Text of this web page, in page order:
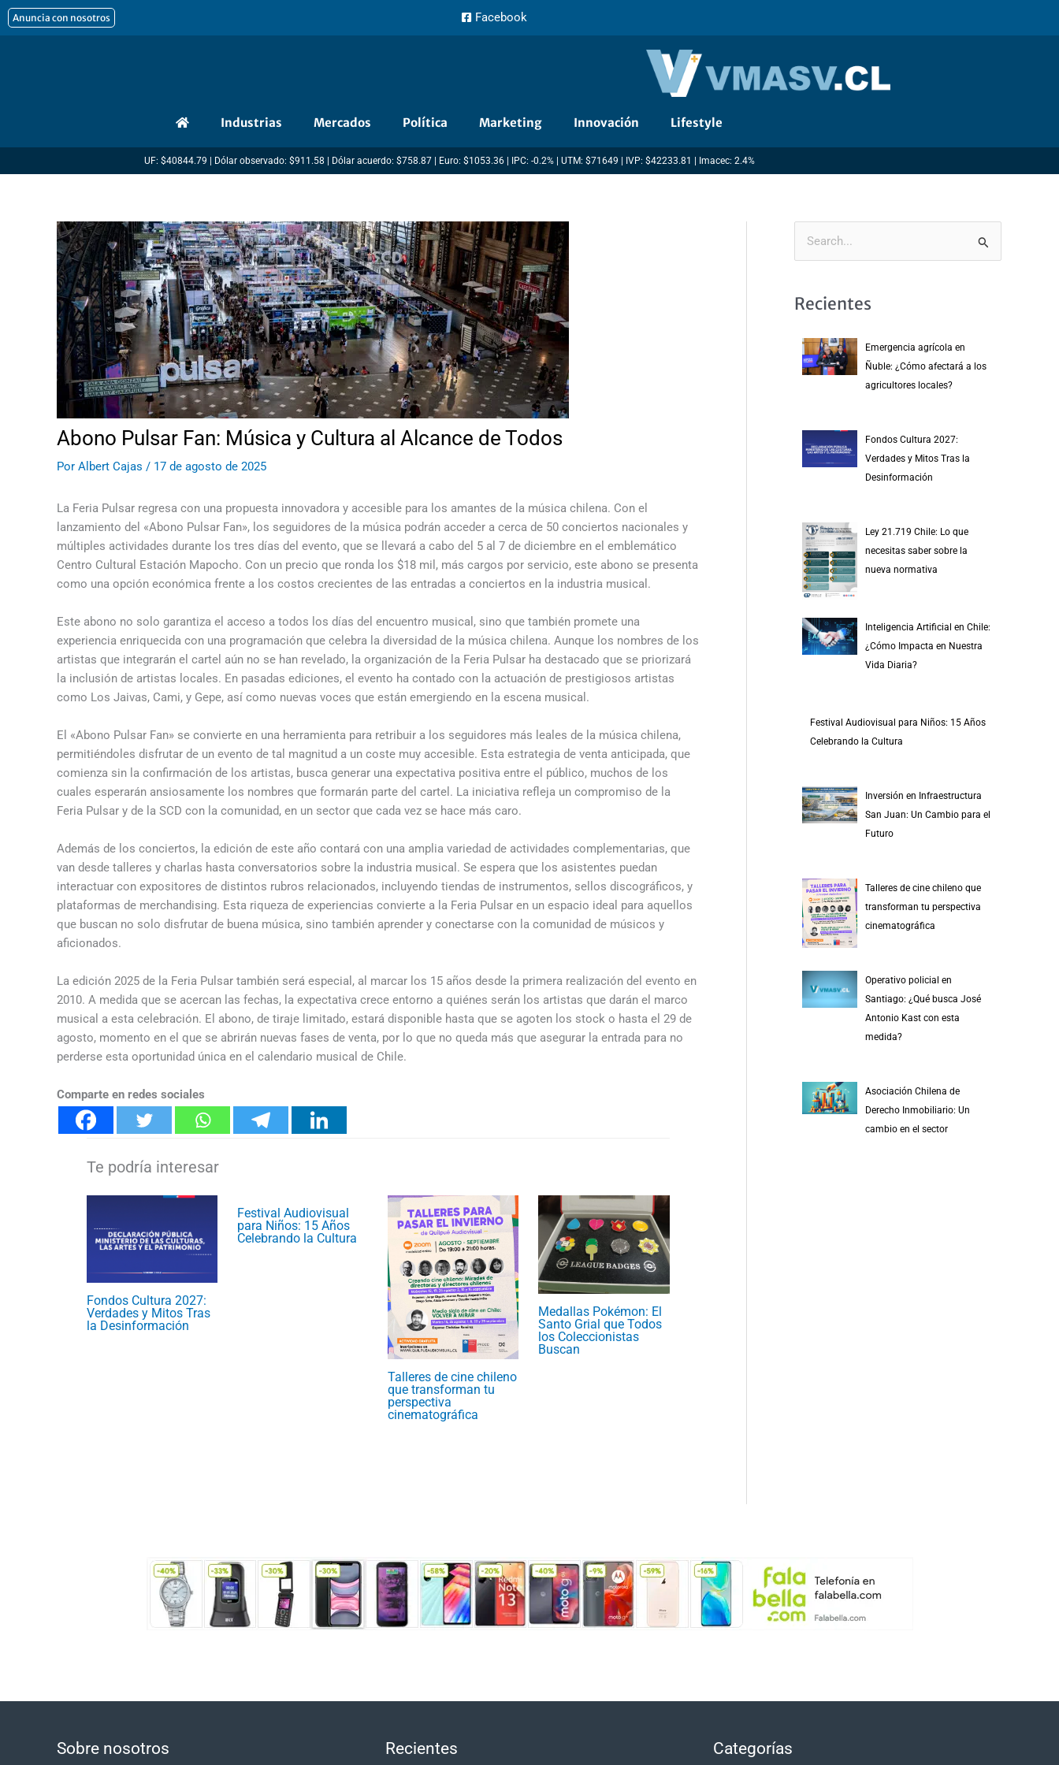
al
Anuncia con nosotros Facebook
Industrias Mercados Política Marketing Innovación Lifestyle
UF: $40844.79 | Dólar observado: $911.58 | Dólar acuerdo: $758.87 | Euro: $1053.36 | IPC: -0.2% | UTM: $71649 | IVP: $42233.81 | Imacec: 2.4%
Abono Pulsar Fan: Música y Cultura al Alcance de Todos
Por Albert Cajas / 17 de agosto de 2025
La Feria Pulsar regresa con una propuesta innovadora y accesible para los amantes de la música chilena. Con el
lanzamiento del «Abono Pulsar Fan», los seguidores de la música podrán acceder a cerca de 50 conciertos nacionales y
múltiples actividades durante los tres días del evento, que se llevará a cabo del 5 al 7 de diciembre en el emblemático
Centro Cultural Estación Mapocho. Con un precio que ronda los $18 mil, más cargos por servicio, este abono se presenta
como una opción económica frente a los costos crecientes de las entradas a conciertos en la industria musical.
Este abono no solo garantiza el acceso a todos los días del encuentro musical, sino que también promete una
experiencia enriquecida con una programación que celebra la diversidad de la música chilena. Aunque los nombres de los
artistas que integrarán el cartel aún no se han revelado, la organización de la Feria Pulsar ha destacado que se priorizará
la inclusión de artistas locales. En pasadas ediciones, el evento ha contado con la actuación de prestigiosos artistas
como Los Jaivas, Cami, y Gepe, así como nuevas voces que están emergiendo en la escena musical.
El «Abono Pulsar Fan» se convierte en una herramienta para retribuir a los seguidores más leales de la música chilena,
permitiéndoles disfrutar de un evento de tal magnitud a un coste muy accesible. Esta estrategia de venta anticipada, que
comienza sin la confirmación de los artistas, busca generar una expectativa positiva entre el público, muchos de los
cuales esperarán ansiosamente los nombres que formarán parte del cartel. La iniciativa refleja un compromiso de la
Feria Pulsar y de la SCD con la comunidad, en un sector que cada vez se hace más caro.
Además de los conciertos, la edición de este año contará con una amplia variedad de actividades complementarias, que
van desde talleres y charlas hasta conversatorios sobre la industria musical. Se espera que los asistentes puedan
interactuar con expositores de distintos rubros relacionados, incluyendo tiendas de instrumentos, sellos discográficos, y
plataformas de merchandising. Esta riqueza de experiencias convierte a la Feria Pulsar en un espacio ideal para aquellos
que buscan no solo disfrutar de buena música, sino también aprender y conectarse con la comunidad de músicos y
aficionados.
La edición 2025 de la Feria Pulsar también será especial, al marcar los 15 años desde la primera realización del evento en
2010. A medida que se acercan las fechas, la expectativa crece entorno a quiénes serán los artistas que darán el marco
musical a esta celebración. El abono, de tiraje limitado, estará disponible hasta que se agoten los stock o hasta el 29 de
agosto, momento en el que se abrirán nuevas fases de venta, por lo que no queda más que asegurar la entrada para no
perderse esta oportunidad única en el calendario musical de Chile.
Comparte en redes sociales
Fondos Cultura 2027:
Verdades y Mitos Tras
la Desinformación
Festival Audiovisual
para Niños: 15 Años
Celebrando la Cultura
Talleres de cine chileno
que transforman tu
perspectiva
cinematográfica
Medallas Pokémon: El
Santo Grial que Todos
los Coleccionistas
Buscan
Recientes
Emergencia agrícola en
Ñuble: ¿Cómo afectará a los
agricultores locales?
Fondos Cultura 2027:
Verdades y Mitos Tras la
Desinformación
Ley 21.719 Chile: Lo que
necesitas saber sobre la
nueva normativa
Inteligencia Artificial en Chile:
¿Cómo Impacta en Nuestra
Vida Diaria?
Festival Audiovisual para Niños: 15 Años
Celebrando la Cultura
Inversión en Infraestructura
San Juan: Un Cambio para el
Futuro
Talleres de cine chileno que
transforman tu perspectiva
cinematográfica
Operativo policial en
Santiago: ¿Qué busca José
Antonio Kast con esta
medida?
Asociación Chilena de
Derecho Inmobiliario: Un
cambio en el sector
Sobre nosotros Recientes Categorías